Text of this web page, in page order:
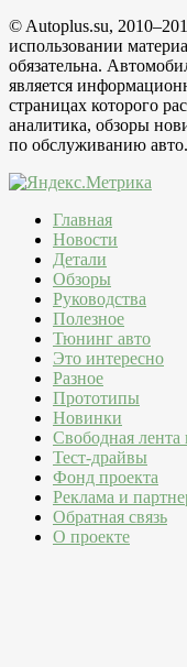
© Autoplus.su,
использовании
обязательна.
является
страницах которого
аналитика, обзоры
по обслуживанию авто.
Главная
Новости
Детали
Обзоры
Руководства
Полезное
Тюнинг авто
Это интересно
Разное
Прототипы
Новинки
Свободная лента
Тест-драйвы
Фонд проекта
Реклама и
Обратная связь
О проекте